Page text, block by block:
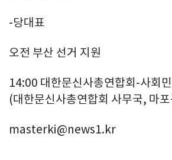
-당대표
오전 부산 선거 지원
14:00 대한문신사총연합회-사회
(대한문신사총연합회 사무국, 마
masterki@news1.kr